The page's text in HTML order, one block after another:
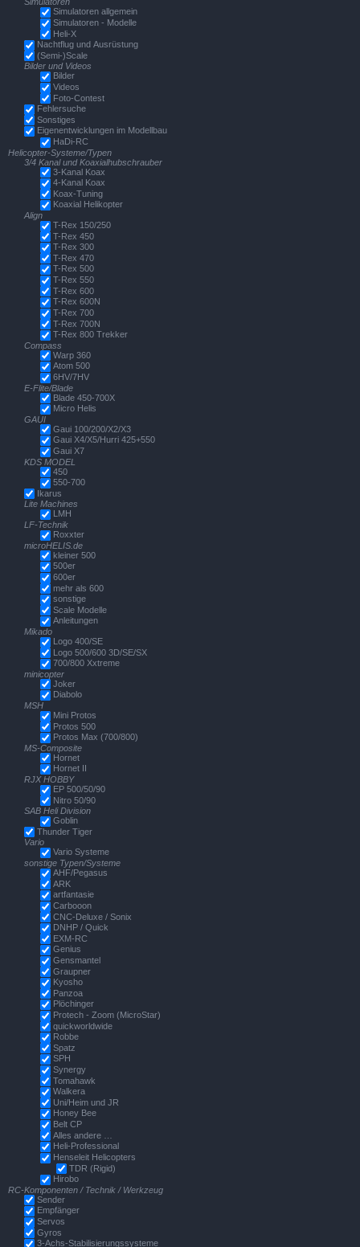
Simulatoren allgemein
Simulatoren - Modelle
Heli-X
Nachtflug und Ausrüstung
(Semi-)Scale
Bilder und Videos
Bilder
Videos
Foto-Contest
Fehlersuche
Sonstiges
Eigenentwicklungen im Modellbau
HaDi-RC
Helicopter-Systeme/Typen
3/4 Kanal und Koaxialhubschrauber
3-Kanal Koax
4-Kanal Koax
Koax-Tuning
Koaxial Helikopter
Align
T-Rex 150/250
T-Rex 450
T-Rex 300
T-Rex 470
T-Rex 500
T-Rex 550
T-Rex 600
T-Rex 600N
T-Rex 700
T-Rex 700N
T-Rex 800 Trekker
Compass
Warp 360
Atom 500
6HV/7HV
E-Flite/Blade
Blade 450-700X
Micro Helis
GAUI
Gaui 100/200/X2/X3
Gaui X4/X5/Hurri 425+550
Gaui X7
KDS MODEL
450
550-700
Ikarus
Lite Machines
LMH
LF-Technik
Roxxter
microHELIS.de
kleiner 500
500er
600er
mehr als 600
sonstige
Scale Modelle
Anleitungen
Mikado
Logo 400/SE
Logo 500/600 3D/SE/SX
700/800 Xxtreme
minicopter
Joker
Diabolo
MSH
Mini Protos
Protos 500
Protos Max (700/800)
MS-Composite
Hornet
Hornet II
RJX HOBBY
EP 500/50/90
Nitro 50/90
SAB Heli Division
Goblin
Thunder Tiger
Vario
Vario Systeme
sonstige Typen/Systeme
AHF/Pegasus
ARK
artfantasie
Carbooon
CNC-Deluxe / Sonix
DNHP / Quick
EXM-RC
Genius
Gensmantel
Graupner
Kyosho
Panzoa
Plöchinger
Protech - Zoom (MicroStar)
quickworldwide
Robbe
Spatz
SPH
Synergy
Tomahawk
Walkera
Uni/Heim und JR
Honey Bee
Belt CP
Alles andere …
Heli-Professional
Henseleit Helicopters
TDR (Rigid)
Hirobo
RC-Komponenten / Technik / Werkzeug
Sender
Empfänger
Servos
Gyros
3-Achs-Stabilisierungssysteme